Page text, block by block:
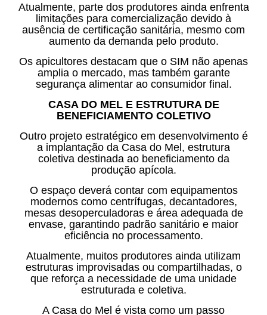
Atualmente, parte dos produtores ainda enfrenta
limitações para comercialização devido à
ausência de certificação sanitária, mesmo com
aumento da demanda pelo produto.
Os apicultores destacam que o SIM não apenas
amplia o mercado, mas também garante
segurança alimentar ao consumidor final.
CASA DO MEL E ESTRUTURA DE
BENEFICIAMENTO COLETIVO
Outro projeto estratégico em desenvolvimento é
a implantação da Casa do Mel, estrutura
coletiva destinada ao beneficiamento da
produção apícola.
O espaço deverá contar com equipamentos
modernos como centrífugas, decantadores,
mesas desoperculadoras e área adequada de
envase, garantindo padrão sanitário e maior
eficiência no processamento.
Atualmente, muitos produtores ainda utilizam
estruturas improvisadas ou compartilhadas, o
que reforça a necessidade de uma unidade
estruturada e coletiva.
A Casa do Mel é vista como um passo